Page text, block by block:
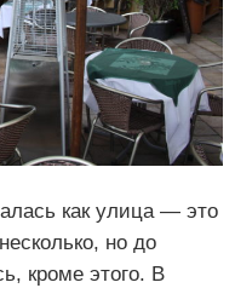
как улица — это
но до
кроме этого. В